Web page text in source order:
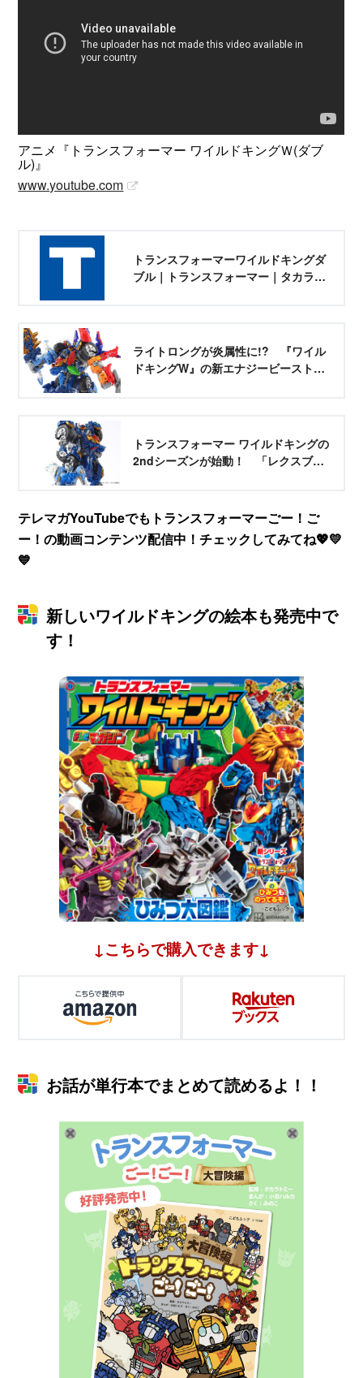
アニメ『トランスフォーマー ワイルドキングＷ(ダブ
ル)』
www.youtube.com
トランスフォーマーワイルドキングダ
ブル｜トランスフォーマー｜タカラト
ライトロングが炎属性に!? 『ワイル
ドキングW』の新エナジービーストを
トランスフォーマー ワイルドキングの
2ndシーズンが始動！ 「レクスブレ
テレマガYouTubeでもトランスフォーマーごー！ご
ー！の動画コンテンツ配信中！チェックしてみてね💖💛
💙
新しいワイルドキングの絵本も発売中で
す！
↓こちらで購入できます↓
お話が単行本でまとめて読めるよ！！